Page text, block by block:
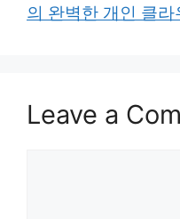
의 완벽한 개인 클
Leave a